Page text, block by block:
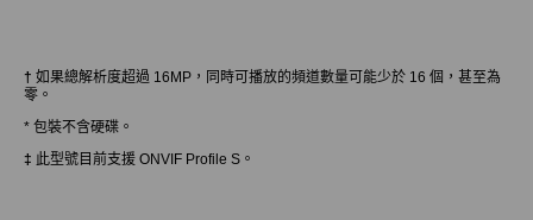
† 如果總解析度超過 16MP，同時可播放的頻道數量可能少於 16 個，甚至為
零。
* 包裝不含硬碟。
‡ 此型號目前支援 ONVIF Profile S。